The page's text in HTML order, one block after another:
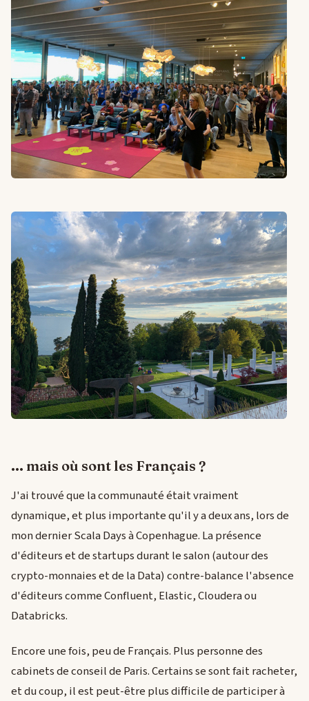
... mais où sont les Français ?
J'ai trouvé que la communauté était vraiment
dynamique, et plus importante qu'il y a deux ans, lors de
mon dernier Scala Days à Copenhague. La présence
d'éditeurs et de startups durant le salon (autour des
crypto-monnaies et de la Data) contre-balance l'absence
d'éditeurs comme Confluent, Elastic, Cloudera ou
Databricks.
Encore une fois, peu de Français. Plus personne des
cabinets de conseil de Paris. Certains se sont fait racheter,
et du coup, il est peut-être plus difficile de participer à